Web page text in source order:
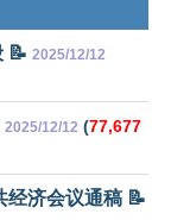
📝 2025/12/12
2025/12/12 (77,677
经济会议通稿 📝